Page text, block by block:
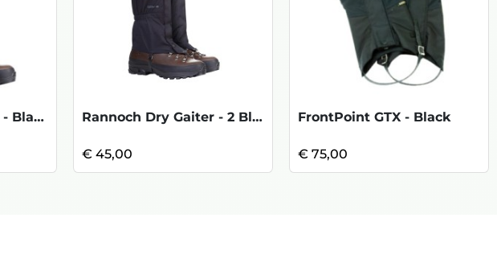
Rannoch Dry Gaiter - Black Rannoch Dry Gaiter - 2 Black
€ 45,00
FrontPoint GTX - Black
€ 75,00